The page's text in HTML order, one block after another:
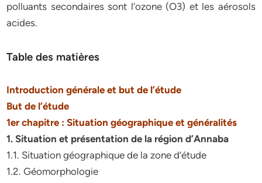
polluants secondaires sont l’ozone (O3) et les aérosols
acides.
Table des matières
Introduction générale et but de l’étude
But de l’étude
1er chapitre : Situation géographique et généralités
1. Situation et présentation de la région d’Annaba
1.1. Situation géographique de la zone d’étude
1.2. Géomorphologie